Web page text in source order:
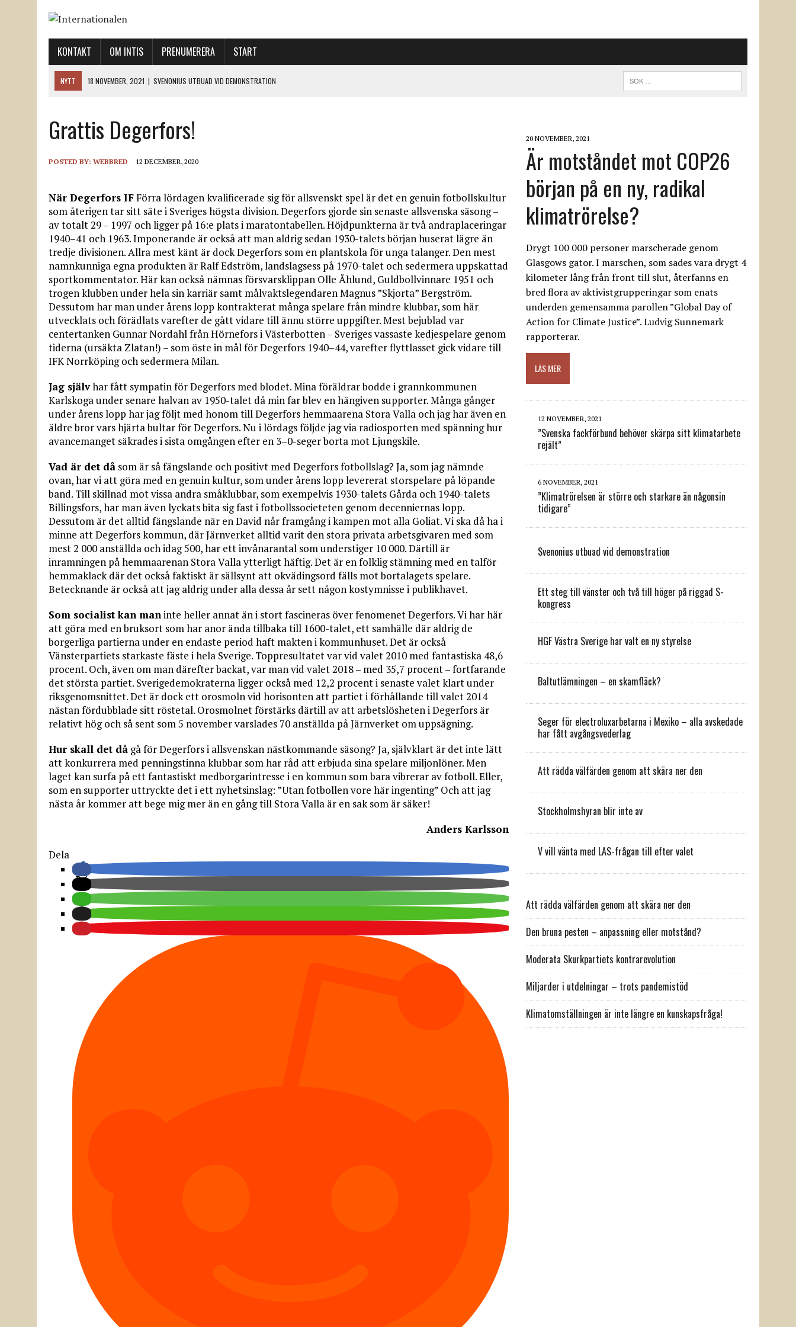
KONTAKT OM INTIS PRENUMERERA START
NYTT 18 NOVEMBER, 2021 | SVENONIUS UTBUAD VID DEMONSTRATION
12 NOVEMBER, 2021
ETT STEG TILL VÄNSTER OCH TVÅ TILL HÖGER PÅ RIGGAD S-KONGRESS
12 NOVEMBER, 2021 | NÄR DE DÖDA TAR SIG RÖST
12 NOVEMBER, 2021 | ”SVENSKA FACKFÖRBUND BEHÖVER SKÄRPA SITT KLIMATARBETE REJÄLT”
Grattis Degerfors!
POSTED BY: WEBBRED 12 DECEMBER, 2020
När Degerfors IFFörra lördagen kvalificerade sig för allsvenskt spel är det en genuin fotbollskultur
som återigen tar sitt säte i Sveriges högsta division. Degerfors gjorde sin senaste allsvenska säsong –
av totalt 29 – 1997 och ligger på 16:e plats i maratontabellen. Höjdpunkterna är två andraplaceringar
1940–41 och 1963. Imponerande är också att man aldrig sedan 1930-talets början huserat lägre än
tredje divisionen. Allra mest känt är dock Degerfors som en plantskola för unga talanger. Den mest
namnkunniga egna produkten är Ralf Edström, landslagsess på 1970-talet och sedermera uppskattad
sportkommentator. Här kan också nämnas försvarsklippan Olle Åhlund, Guldbollvinnare 1951 och
trogen klubben under hela sin karriär samt målvaktslegendaren Magnus ”Skjorta” Bergström.
Dessutom har man under årens lopp kontrakterat många spelare från mindre klubbar, som här
utvecklats och förädlats varefter de gått vidare till ännu större uppgifter. Mest bejublad var
centertanken Gunnar Nordahl från Hörnefors i Västerbotten – Sveriges vassaste kedjespelare genom
tiderna (ursäkta Zlatan!) – som öste in mål för Degerfors 1940–44, varefter flyttlasset gick vidare till
IFK Norrköping och sedermera Milan.
Jag självhar fått sympatin för Degerfors med blodet. Mina föräldrar bodde i grannkommunen
Karlskoga under senare halvan av 1950-talet då min far blev en hängiven supporter. Många gånger
under årens lopp har jag följt med honom till Degerfors hemmaarena Stora Valla och jag har även en
äldre bror vars hjärta bultar för Degerfors. Nu i lördags följde jag via radiosporten med spänning hur
avancemanget säkrades i sista omgången efter en 3–0-seger borta mot Ljungskile.
Vad är det då som är så fängslande och positivt med Degerfors fotbollslag? Ja, som jag nämnde
ovan, har vi att göra med en genuin kultur, som under årens lopp levererat storspelare på löpande
band. Till skillnad mot vissa andra småklubbar, som exempelvis 1930-talets Gårda och 1940-talets
Billingsfors, har man även lyckats bita sig fast i fotbollssocieteten genom decenniernas lopp.
Dessutom är det alltid fängslande när en David når framgång i kampen mot alla Goliat. Vi ska då ha i
minne att Degerfors kommun, där Järnverket alltid varit den stora privata arbetsgivaren med som
mest 2 000 anställda och idag 500, har ett invånarantal som understiger 10 000. Därtill är
inramningen på hemmaarenan Stora Valla ytterligt häftig. Det är en folklig stämning med en talför
hemmaklack där det också faktiskt är sällsynt att okvädingsord fälls mot bortalagets spelare.
Betecknande är också att jag aldrig under alla dessa år sett någon kostymnisse i publikhavet.
Som socialist kan maninte heller annat än i stort fascineras över fenomenet Degerfors. Vi har här
att göra med en bruksort som har anor ända tillbaka till 1600-talet, ett samhälle där aldrig de
borgerliga partierna under en endaste period haft makten i kommunhuset. Det är också
Vänsterpartiets starkaste fäste i hela Sverige. Toppresultatet var vid valet 2010 med fantastiska 48,6
procent. Och, även om man därefter backat, var man vid valet 2018 – med 35,7 procent – fortfarande
det största partiet. Sverigedemokraterna ligger också med 12,2 procent i senaste valet klart under
riksgenomsnittet. Det är dock ett orosmoln vid horisonten att partiet i förhållande till valet 2014
nästan fördubblade sitt röstetal. Orosmolnet förstärks därtill av att arbetslösheten i Degerfors är
relativt hög och så sent som 5 november varslades 70 anställda på Järnverket om uppsägning.
Hur skall det då gå för Degerfors i allsvenskan nästkommande säsong? Ja, självklart är det inte lätt
att konkurrera med penningstinna klubbar som har råd att erbjuda sina spelare miljonlöner. Men
laget kan surfa på ett fantastiskt medborgarintresse i en kommun som bara vibrerar av fotboll. Eller,
som en supporter uttryckte det i ett nyhetsinslag: ”Utan fotbollen vore här ingenting” Och att jag
nästa år kommer att bege mig mer än en gång till Stora Valla är en sak som är säker!
Anders Karlsson
Dela
20 NOVEMBER, 2021
Är motståndet mot COP26
början på en ny, radikal
klimatrörelse?
Drygt 100 000 personer marscherade genom
Glasgows gator. I marschen, som sades vara drygt 4
kilometer lång från front till slut, återfanns en
bred flora av aktivistgrupperingar som enats
underden gemensamma parollen ”Global Day of
Action for Climate Justice”. Ludvig Sunnemark
rapporterar.
LÄS MER
12 NOVEMBER, 2021
”Svenska fackförbund behöver skärpa sitt klimatarbete
rejält”
6 NOVEMBER, 2021
”Klimatrörelsen är större och starkare än någonsin
tidigare”
Svenonius utbuad vid demonstration
Ett steg till vänster och två till höger på riggad S-
kongress
HGF Västra Sverige har valt en ny styrelse
Baltutlämningen – en skamfläck?
Seger för electroluxarbetarna i Mexiko – alla avskedade
har fått avgångsvederlag
Att rädda välfärden genom att skära ner den
Stockholmshyran blir inte av
V vill vänta med LAS-frågan till efter valet
Att rädda välfärden genom att skära ner den
Den bruna pesten – anpassning eller motstånd?
Moderata Skurkpartiets kontrarevolution
Miljarder i utdelningar – trots pandemistöd
Klimatomställningen är inte längre en kunskapsfråga!